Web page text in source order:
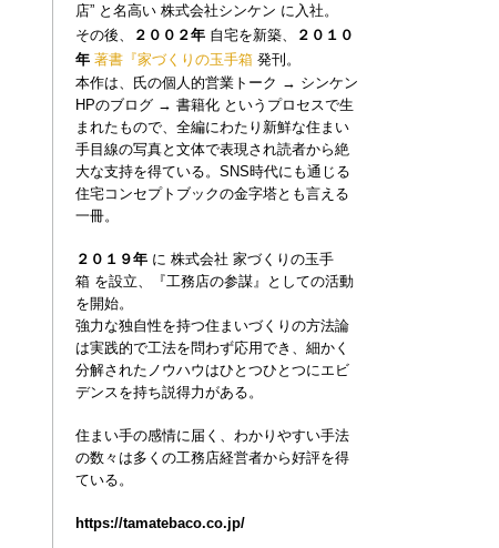
店” と名高い 株式会社シンケン に入社。
その後、
２００２年 自宅を新築、
２０１０
年 著書『家づくりの玉手箱 発刊。
本作は、氏の個人的営業トーク → シンケン
HPのブログ → 書籍化 というプロセスで生
まれたもので、全編にわたり新鮮な住まい
手目線の写真と文体で表現され読者から絶
大な支持を得ている。 SNS時代にも通じる
住宅コンセプトブックの金字塔とも言える
一冊。
２０１９年 に 株式会社 家づくりの玉手
箱 を設立、『工務店の参謀』としての活動
を開始。
強力な独自性を持つ住まいづくりの方法論
は実践的で工法を問わず応用でき、 細かく
分解されたノウハウはひとつひとつにエビ
デンスを持ち説得力がある。
住まい手の感情に届く、わかりやすい手法
の数々は多くの工務店経営者から好評を得
ている。
https://tamatebaco.co.jp/